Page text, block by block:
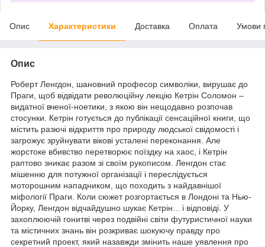
Опис Характеристики Доставка Оплата Умови
Опис
Роберт Ленгдон, шановний професор символіки, вирушає до
Праги, щоб відвідати революційну лекцію Кетрін Соломон –
видатної вченої-ноетики, з якою він нещодавно розпочав
стосунки. Кетрін готується до публікації сенсаційної книги, що
містить разючі відкриття про природу людської свідомості і
загрожує зруйнувати вікові усталені переконання. Але
жорстоке вбивство перетворює поїздку на хаос, і Кетрін
раптово зникає разом зі своїм рукописом. Ленгдон стає
мішенню для потужної організації і переслідується
моторошним нападником, що походить з найдавнішої
міфології Праги. Коли сюжет розгортається в Лондоні та Нью-
Йорку, Ленгдон відчайдушно шукає Кетрін... і відповіді. У
захоплюючій гонитві через подвійні світи футуристичної науки
та містичних знань він розкриває шокуючу правду про
секретний проект, який назавжди змінить наше уявлення про